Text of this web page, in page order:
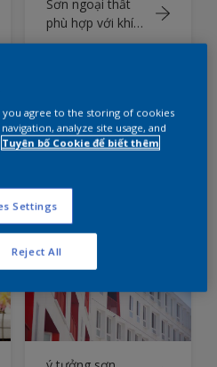
Sơn ngoại thất
phù hợp với khí
hậu Việt Nam
Ảnh hưởng của
độ ẩm đến sơn
you agree to the storing of cookies
analyze site usage, and
Tuyên bố Cookie để biết thêm
Settings
Reject All